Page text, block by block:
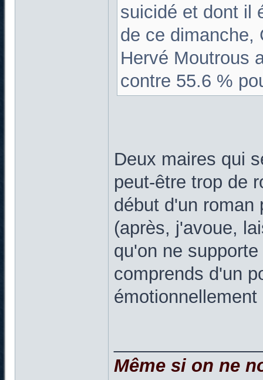
suicidé et dont il
de ce dimanche,
Hervé Moutrous
contre 55.6 %
Deux maires qui
peut-être trop de
début d'un
(après, j'avoue,
qu'on ne
comprends d'un
Même si on ne